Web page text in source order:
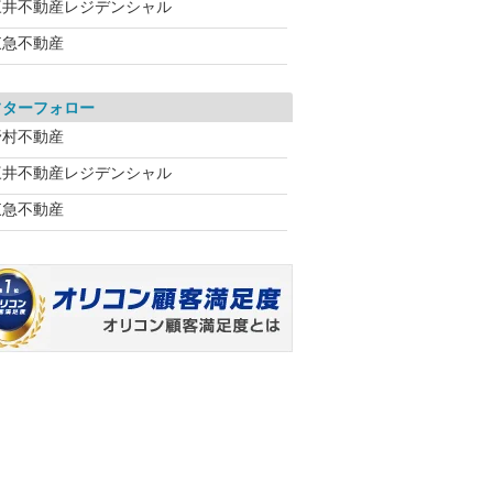
不動産レジデンシャル
不動産
ーフォロー
不動産
不動産レジデンシャル
不動産